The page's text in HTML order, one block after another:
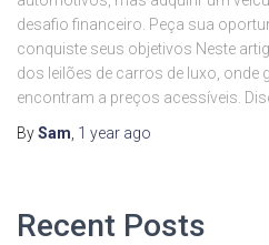
desafio financeiro. Peça sua
conquiste seus objetivos Neste
dos leilões de carros de luxo, onde
encontram a preços acessíveis.
BySam 1 year ago
Recent Posts